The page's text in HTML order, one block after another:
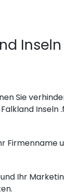
Inseln
Sie
Inseln
Firmenname
Ihr